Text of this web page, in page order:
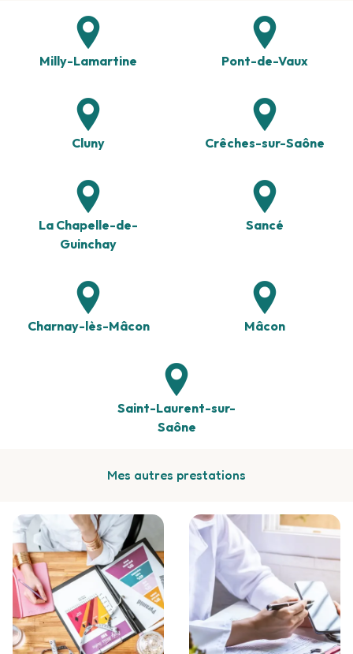
Milly-Lamartine Pont-de-Vaux
Cluny Crêches-sur-Saône
La Chapelle-de-
Guinchay
Sancé
Charnay-lès-Mâcon Mâcon
Saint-Laurent-sur-
Saône
Mes autres prestations